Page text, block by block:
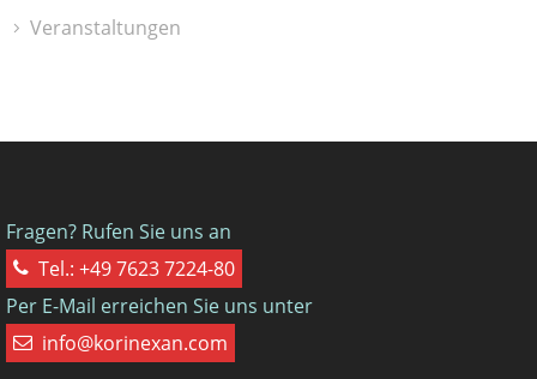
Veranstaltungen
Fragen? Rufen Sie uns an
Tel.: +49 7623 7224-80
Per E-Mail erreichen Sie uns unter
info@korinexan.com